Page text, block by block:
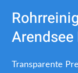
Arendsee
Transparente